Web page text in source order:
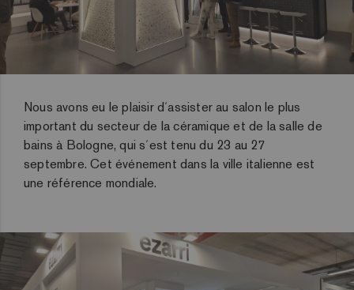
Nous avons eu le plaisir d´assister au salon le plus
important du secteur de la céramique et de la salle de
bains à Bologne, qui s´est tenu du 23 au 27
septembre. Cet événement dans la ville italienne est
une référence mondiale.